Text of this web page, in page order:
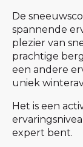
De
spannende
plezier van
prachtige
een andere
uniek
Het is een
expert bent.